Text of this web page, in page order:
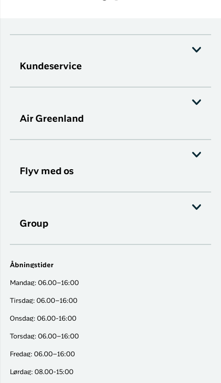
Kundeservice
Air Greenland
Flyv med os
Group
Åbningstider
Mandag: 06.00–16:00
Tirsdag: 06.00–16:00
Onsdag: 06.00-16:00
Torsdag: 06.00–16:00
Fredag: 06.00–16:00
Lørdag: 08.00-15:00